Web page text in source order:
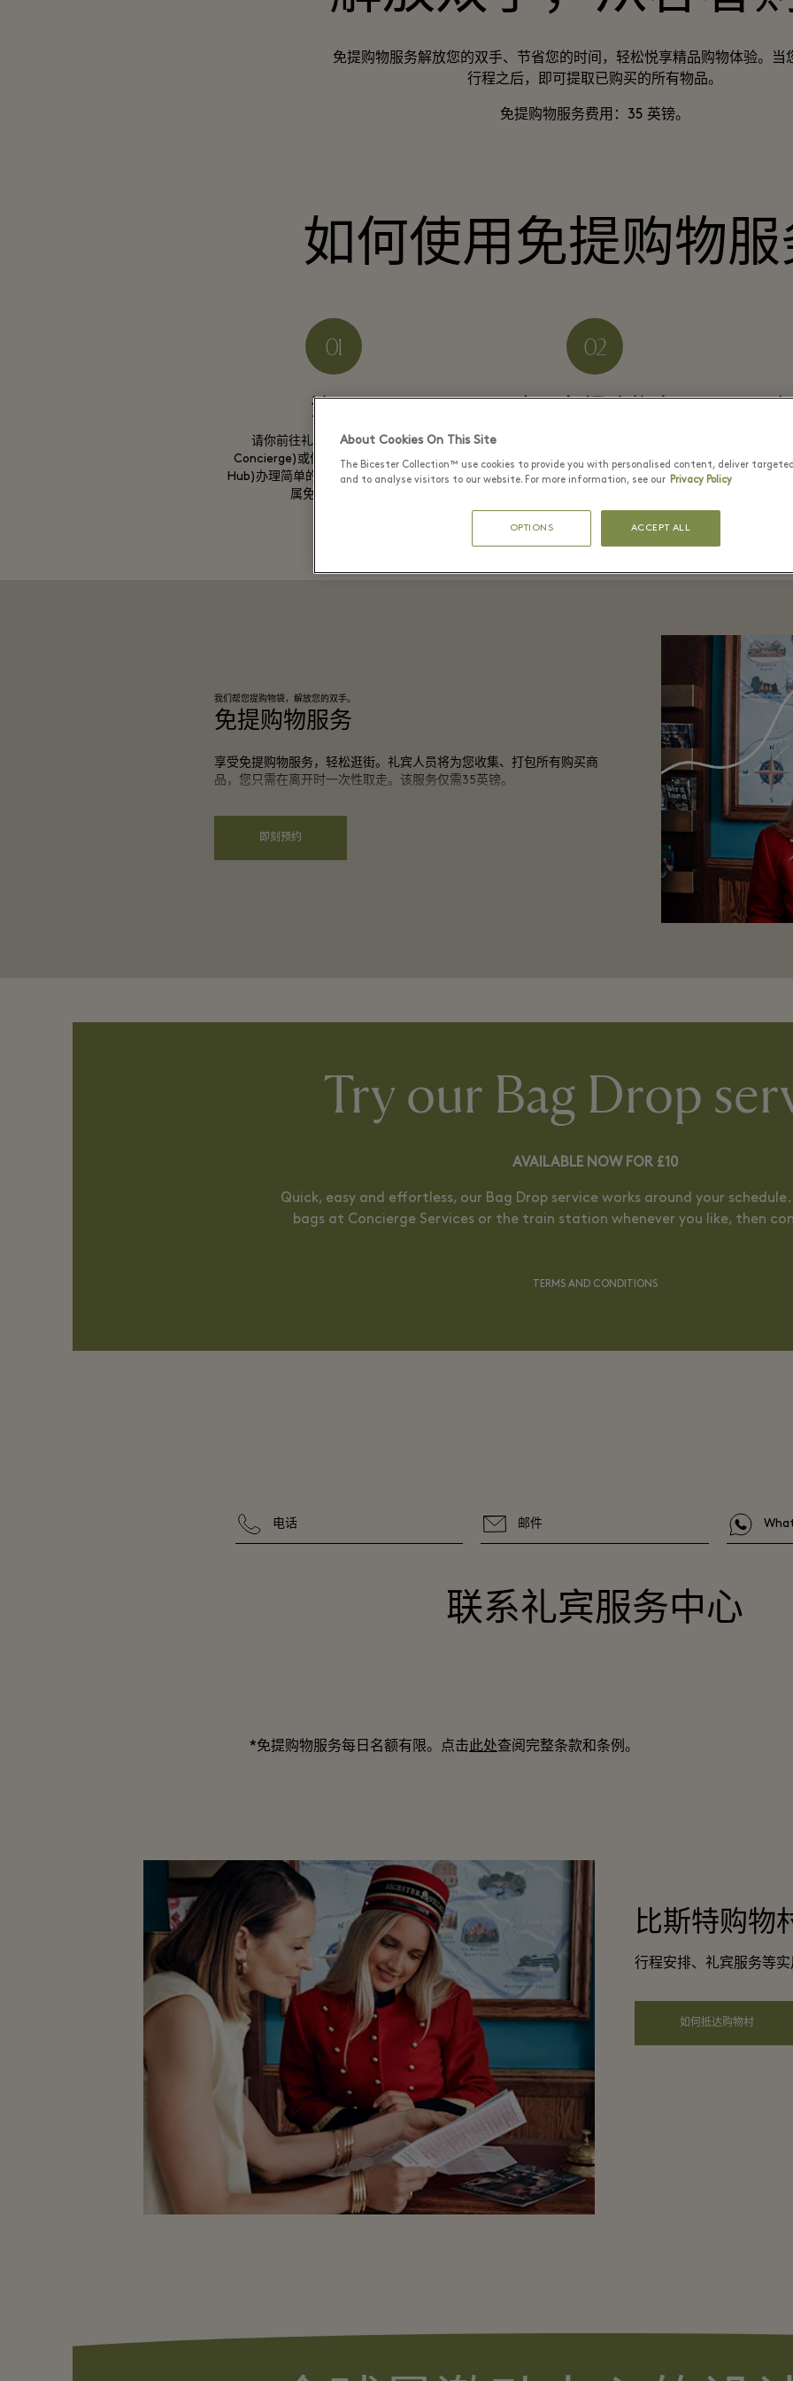
免提购物服务解放您的双手、节省您的时间，轻松悦享精品购物体验。当
行程之后，即可提取已购买的所有物品。
免提购物服务费用：35 英镑。
如何使用免提购物
注册
请你前往礼宾服务中心(Guest
Concierge)或信息中心(Information
Hub)办理简单的注册手续，即可获取专
属免提购物卡。
出示免提购物卡
您只需在购物村所有精品店结账时出示免
提购物卡，所购买的物品会有专门服务人
员为您精心打包并寄存于所您指定的礼宾
结束
我们帮您提购物袋，解放您的双手。
免提购物服务
享受免提购物服务，轻松逛街。礼宾人员将为您收集、打包所有购买商
品，您只需在离开时一次性取走。该服务仅需35英镑。
即刻预约
Try our Bag Drop
AVAILABLE NOW FOR £10
Quick, easy and effortless, our Bag Drop service works around your
bags at Concierge Services or the train station whenever you like, then
TERMS AND CONDITIONS
电话 邮件
联系礼宾服务中心
*免提购物服务每日名额有限。点击 此处查阅完整条款和条例。
比斯特购物
行程安排、礼宾服务等
如何抵达购物村
About Cookies On This Site
The Bicester Collection™ use cookies to provide you with personalised content, deliver
and to analyse visitors to our website. For more information, see our Privacy Policy
OPTIONS ACCEPT ALL